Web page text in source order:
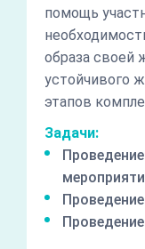
помощь
образа своей
устойчивого
этапов
Задачи: